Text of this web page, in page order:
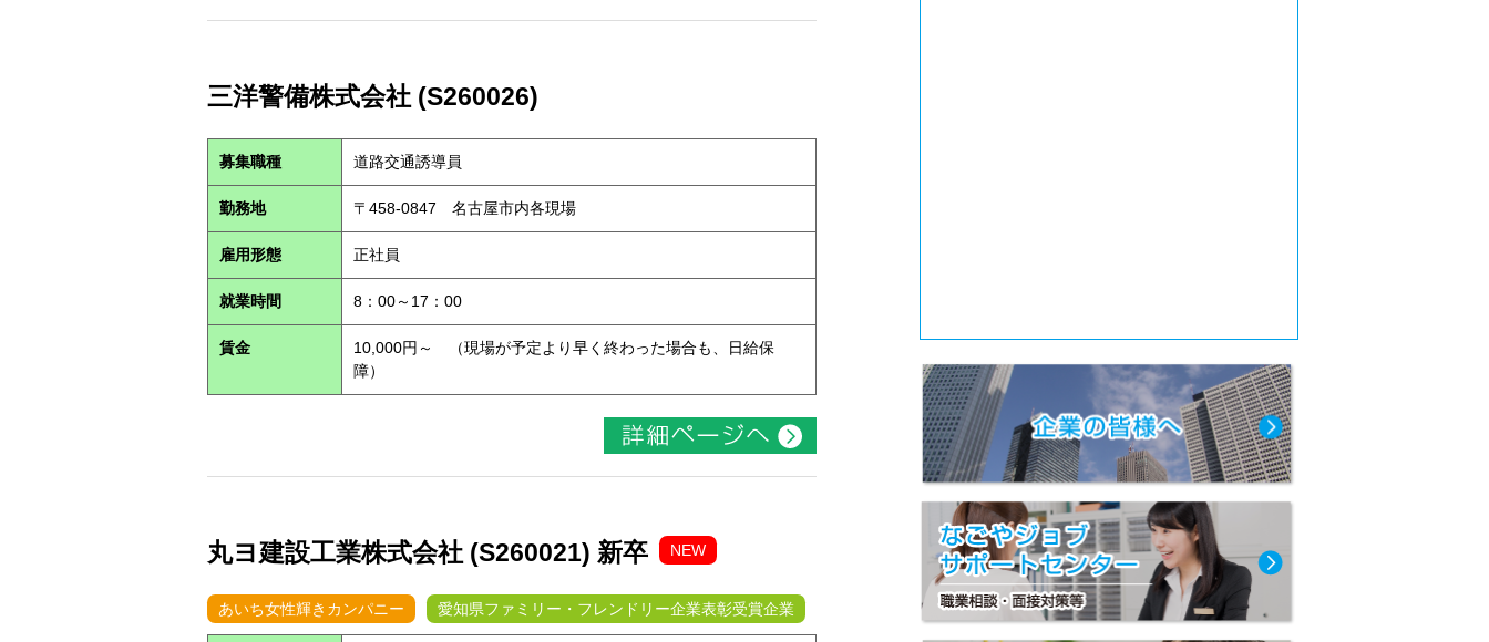
三洋警備株式会社 (S260026)
募集職種 道路交通誘導員
勤務地 〒458-0847 名古屋市内各現場
雇用形態 正社員
就業時間 8：00～17：00
賃金
10,000円～ （現場が予定より早く終わった場合も、日給保
障）
丸ヨ建設工業株式会社 (S260021) 新卒 NEW
あいち女性輝きカンパニー 愛知県ファミリー・フレンドリー企業表彰受賞企業